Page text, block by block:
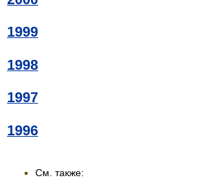
1999
1998
1997
1996
См. также: